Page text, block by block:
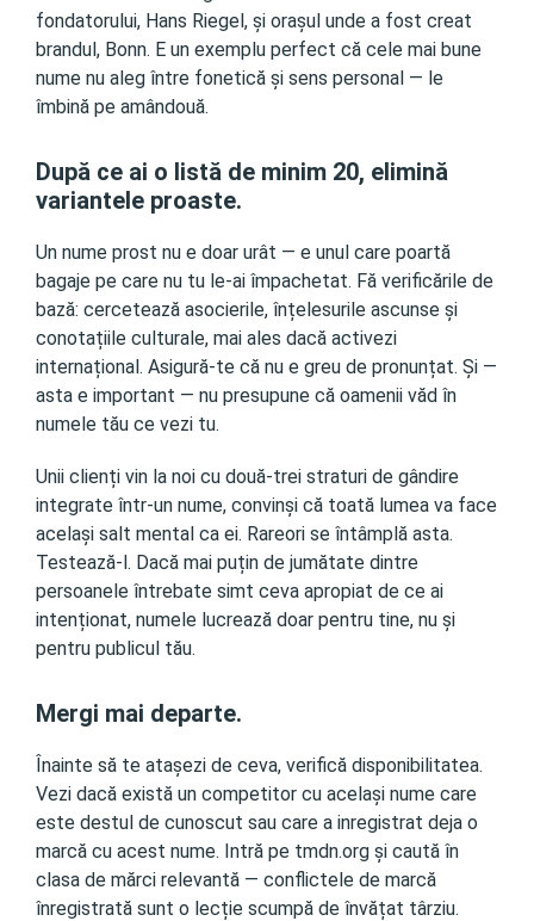
fondatorului, Hans Riegel, și orașul unde a fost creat
brandul, Bonn. E un exemplu perfect că cele mai bune
nume nu aleg între fonetică și sens personal — le
îmbină pe amândouă.
După ce ai o listă de minim 20, elimină
variantele proaste.
Un nume prost nu e doar urât — e unul care poartă
bagaje pe care nu tu le-ai împachetat. Fă verificările de
bază: cercetează asocierile, înțelesurile ascunse și
conotațiile culturale, mai ales dacă activezi
internațional. Asigură-te că nu e greu de pronunțat. Și —
asta e important — nu presupune că oamenii văd în
numele tău ce vezi tu.
Unii clienți vin la noi cu două-trei straturi de gândire
integrate într-un nume, convinși că toată lumea va face
același salt mental ca ei. Rareori se întâmplă asta.
Testează-l. Dacă mai puțin de jumătate dintre
persoanele întrebate simt ceva apropiat de ce ai
intenționat, numele lucrează doar pentru tine, nu și
pentru publicul tău.
Mergi mai departe.
Înainte să te atașezi de ceva, verifică disponibilitatea.
Vezi dacă există un competitor cu același nume care
este destul de cunoscut sau care a inregistrat deja o
marcă cu acest nume. Intră pe tmdn.org și caută în
clasa de mărci relevantă — conflictele de marcă
înregistrată sunt o lecție scumpă de învățat târziu.